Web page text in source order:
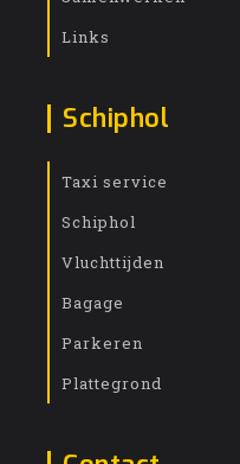
Links
Schiphol
Taxi service
Schiphol
Vluchttijden
Bagage
Parkeren
Plattegrond